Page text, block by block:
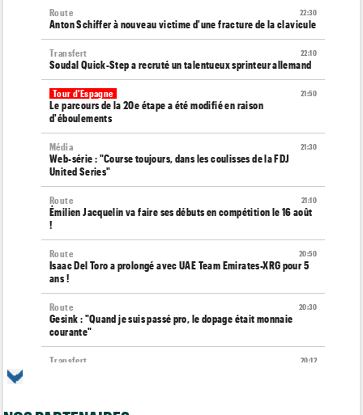
22:30
Route
Anton Schiffer à nouveau victime d'une fracture de la clavicule
22:10
Transfert
Soudal Quick-Step a recruté un talentueux sprinteur allemand
21:50
Tour d'Espagne
Le parcours de la 20e étape a été modifié en raison
d'éboulements
21:30
Média
Web-série : "Course toujours, dans les coulisses de la FDJ
United Series"
21:10
Route
Émilien Jacquelin va faire ses débuts en compétition le 16 août
!
20:50
Route
Isaac Del Toro a prolongé avec UAE Team Emirates-XRG pour 5
ans !
20:30
Route
Gesink : "Quand je suis passé pro, le dopage était monnaie
courante"
20:12
Transfert